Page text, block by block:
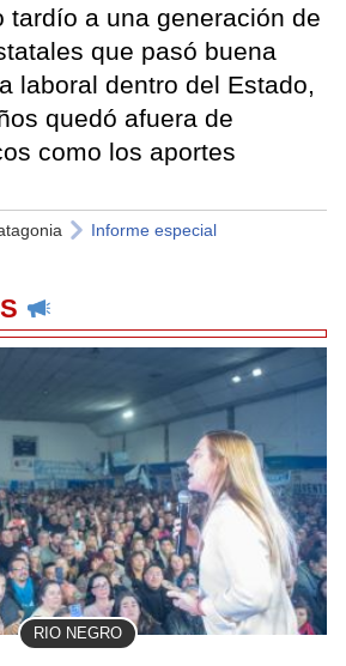
tardío a una generación de
que pasó buena
laboral dentro del Estado,
quedó afuera de
como los aportes
Informe especial
RIO NEGRO